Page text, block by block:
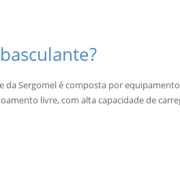
da Sergomel é composta por
livre, com alta capacidade de